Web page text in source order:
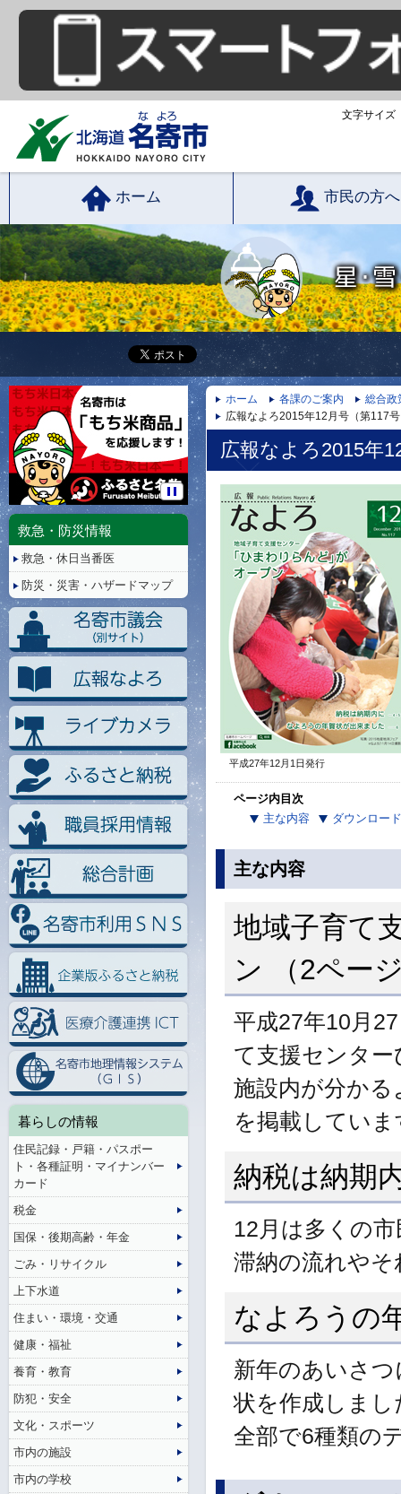
文字サイズ
ホーム 市民の方へ
ホーム 各課のご案内
総合政
広報なよろ2015年12月号（第117
広報なよろ2015年
平成27年12月1日発行
ページ内目次
主な内容
ダウンロード
主な内容
地域子育て
ン （2ペー
平成27年10月
て支援センタ
施設内が分か
を掲載していま
納税は納期
12月は多くの
滞納の流れや
なよろうの
新年のあいさ
状を作成しまし
全部で6種類の
停
救急・防災情報
救急・休日当番医
防災・災害・ハザードマップ
暮らしの情報
住民記録・戸籍・パスポー
ト・各種証明・マイナンバー
カード
税金
国保・後期高齢・年金
ごみ・リサイクル
上下水道
住まい・環境・交通
健康・福祉
養育・教育
防犯・安全
文化・スポーツ
市内の施設
市内の学校